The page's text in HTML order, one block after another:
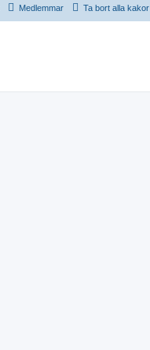
Ta bort alla kakor
Medlemmar